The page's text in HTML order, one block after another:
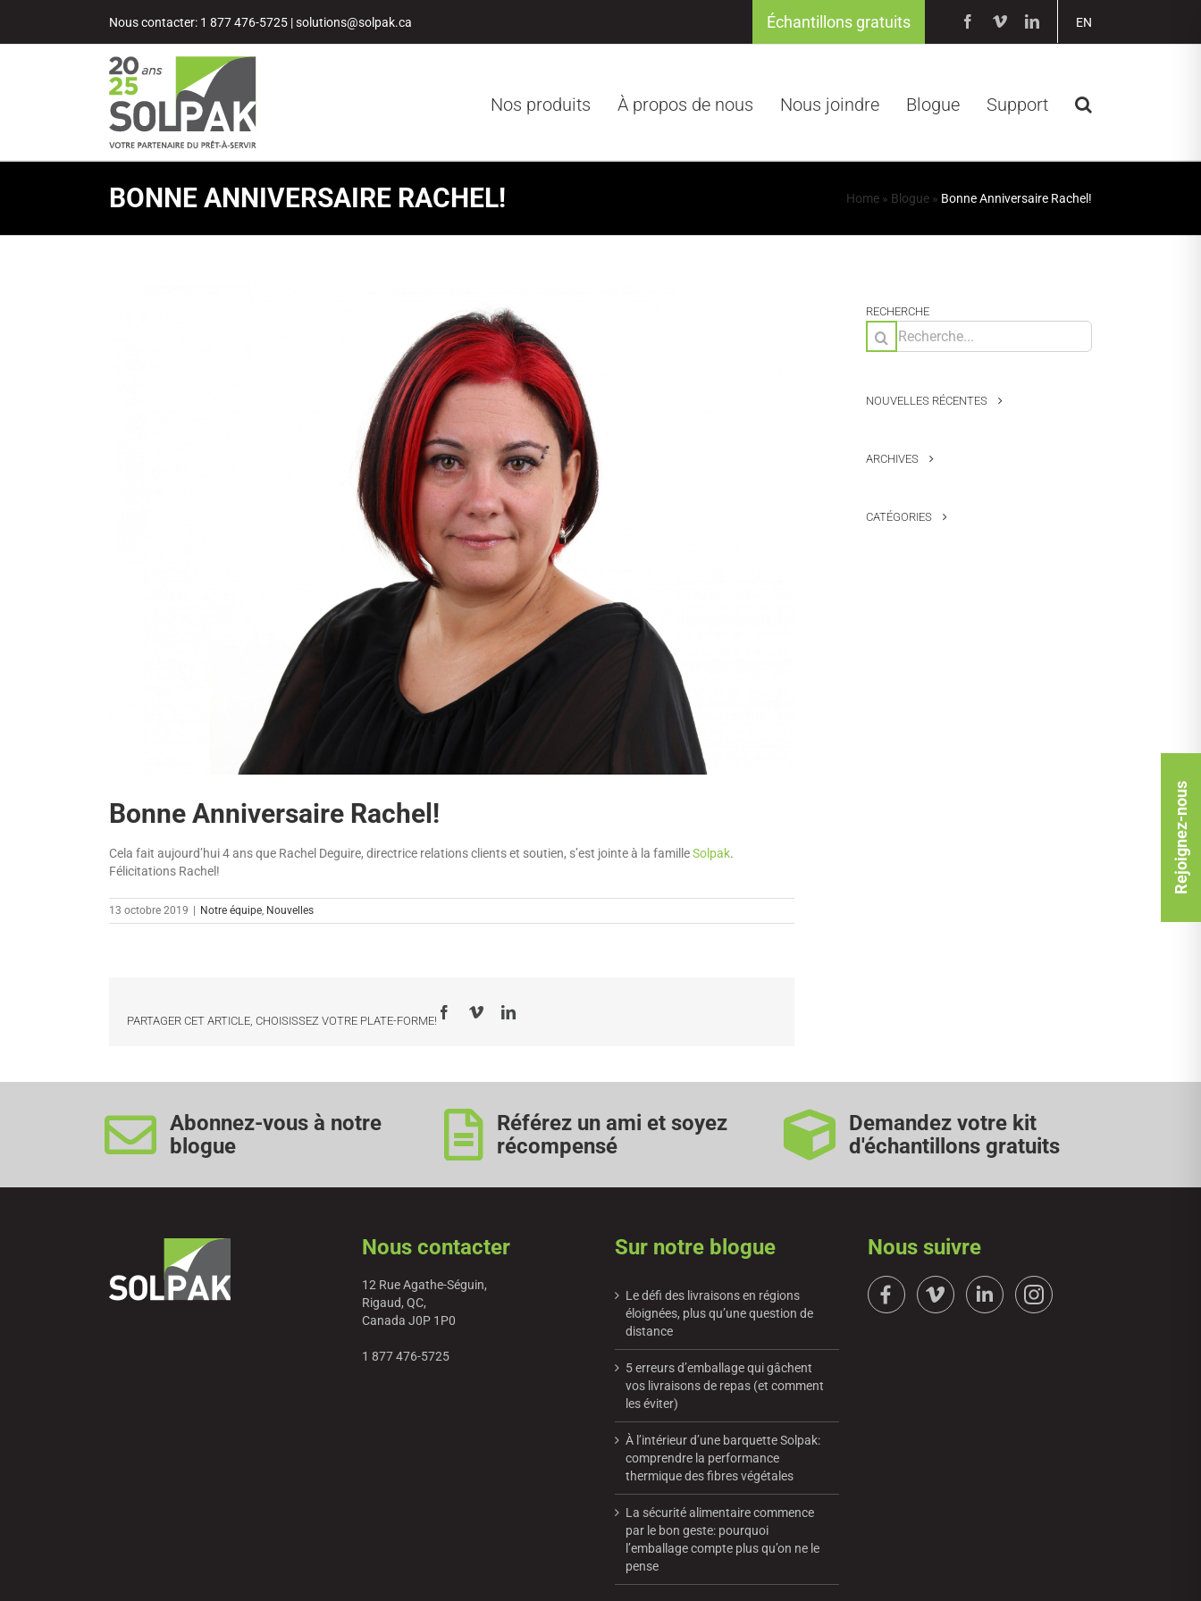
contenu
Nous contacter: 1 877 476-5725 |solutions@solpak.ca EN
Facebook
VimeoLinkedIn
Échantillons gratuits
Nos produits À propos de nous Nous joindre Blogue Support
BONNE ANNIVERSAIRE RACHEL! Home » Blogue » Bonne Anniversaire Rachel!
Bonne Anniversaire Rachel!
Cela fait aujourd’hui 4 ans que Rachel Deguire, directrice relations clients et soutien, s’est jointe à la familleSolpak.
Félicitations Rachel!
13 octobre 2019 Notre équipe, Nouvelles
PARTAGER CET ARTICLE, CHOISISSEZ VOTRE PLATE-FORME!
Facebook
VimeoLinkedIn
RECHERCHE
Rechercher:
NOUVELLES RÉCENTES
ARCHIVES
CATÉGORIES
Rejoignez-nous
Abonnez-vous à notre
blogue
Référez un ami et soyez
récompensé
Demandez votre kit
d'échantillons gratuits
Nous contacter
12 Rue Agathe-Séguin,
Rigaud, QC,
Canada J0P 1P0
1 877 476-5725
Sur notre blogue
Le défi des livraisons en régions
éloignées, plus qu’une question de
distance
5 erreurs d’emballage qui gâchent
vos livraisons de repas (et comment
les éviter)
À l’intérieur d’une barquette Solpak:
comprendre la performance
thermique des fibres végétales
La sécurité alimentaire commence
par le bon geste: pourquoi
l’emballage compte plus qu’on ne le
pense
Nous suivre